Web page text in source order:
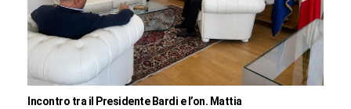
Incontro tra il Presidente Bardi e l’on. Mattia